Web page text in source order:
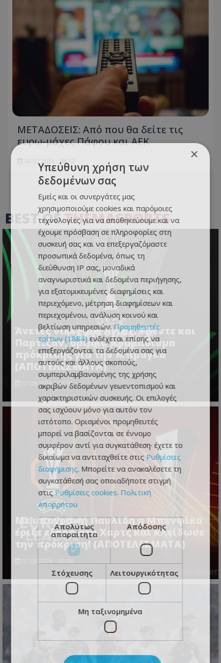
ΜΕΤΑΔΟΣΕΙΣ: Από που θα δείτε τις
ευρω-μάχες Πάφου και ΑΕΚ
30.07.2026 - 08:12
BEST OFTHEMASPORTS
Άνετες νίκες για Άγιαξ, Τβέντε και
Παρτίζαν, οριακό προβάδισμα
πρόκρισης για την Μπράγκα
(ΑΠΟΤΕΛΕΣΜΑΤΑ)
07.08.2026 - 00:20
Με υπογραφή Παυλίδη η Μπενφίκα
έριξε εξάρα στη Χαρτς και κλείδωσε
την πρόκριση! (ΑΠΟΤΕΛΕΣΜΑΤΑ)
×
Υπεύθυνη χρήση των
δεδομένων σας
Εμείς και οι συνεργάτες μας
χρησιμοποιούμε cookies και παρόμοιες
τεχνολογίες για να αποθηκεύουμε και να
έχουμε πρόσβαση σε πληροφορίες στη
συσκευή σας και να επεξεργαζόμαστε
προσωπικά δεδομένα, όπως τη
διεύθυνση IP σας, μοναδικά
αναγνωριστικά και δεδομένα περιήγησης,
για εξατομικευμένες διαφημίσεις και
περιεχόμενο, μέτρηση διαφημίσεων και
περιεχομένου, ανάλυση κοινού και
βελτίωση υπηρεσιών. Προμηθευτές
τρίτων (1884) ενδέχεται επίσης να
επεξεργάζονται τα δεδομένα σας για
αυτούς και άλλους σκοπούς,
συμπεριλαμβανομένης της χρήσης
ακριβών δεδομένων γεωεντοπισμού και
χαρακτηριστικών συσκευής. Οι επιλογές
σας ισχύουν μόνο για αυτόν τον
ιστότοπο. Ορισμένοι προμηθευτές
μπορεί να βασίζονται σε έννομο
συμφέρον αντί για συγκατάθεση· έχετε το
δικαίωμα να αντιταχθείτε στις Ρυθμίσεις
διαφήμισης. Μπορείτε να ανακαλέσετε τη
συγκατάθεσή σας οποιαδήποτε στιγμή
στις Ρυθμίσεις cookies. Πολιτική
Απορρήτου
Απολύτως
απαραίτητα
Απόδοσης
Στόχευσης Λειτουργικότητας
Μη ταξινομημένα